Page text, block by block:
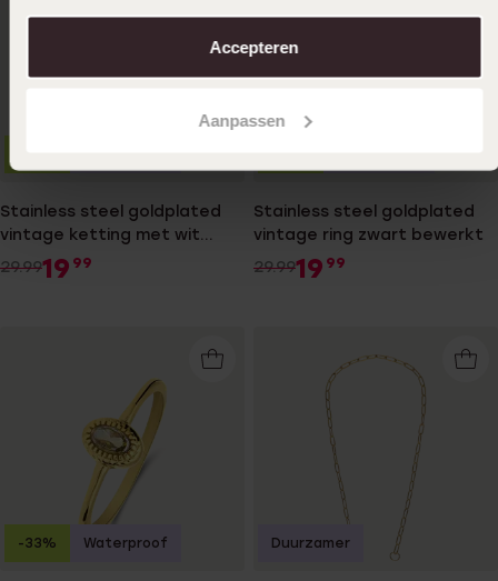
aanpassen. Lees er meer over in onscookiebeleid.
Accepteren
Aanpassen
Stainless steel goldplated
vintage ketting met wit
zirkonia
29.9919 99
Stainless steel goldplated
vintage ring zwart bewerkt
29.9919 99
-33% Waterproof Duurzamer